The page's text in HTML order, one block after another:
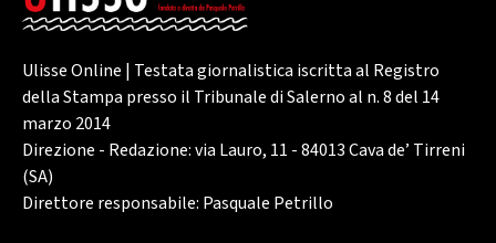
Ulisse Online | Testata giornalistica iscritta al Registro
della Stampa presso il Tribunale di Salerno al n. 8 del 14
marzo 2014
Direzione - Redazione: via Lauro, 11 - 84013 Cava de’ Tirreni
(SA)
Direttore responsabile: Pasquale Petrillo